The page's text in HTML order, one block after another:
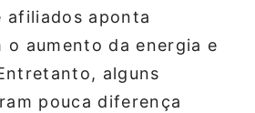
afiliados aponta
o aumento da energia e
alguns
pouca diferença